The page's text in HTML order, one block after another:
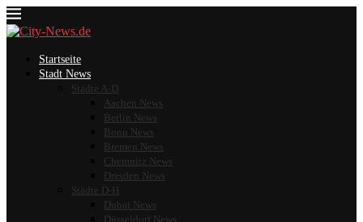
Startseite
Stadt News
Städte A-D
Aachen News
Berlin News
Bonn News
Bremen News
Chemnitz News
Dresden News
Städte D-H
Dubai News
Düsseldorf News